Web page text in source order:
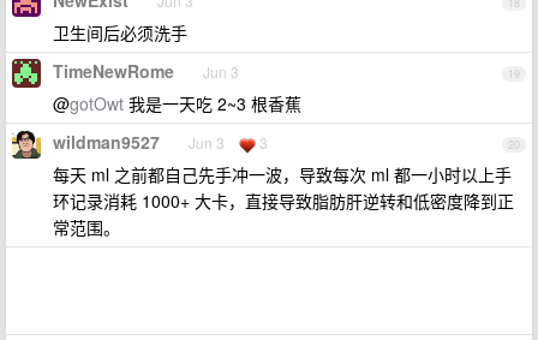
卫生间后必须洗手
19
TimeNewRome Jun 3
@gotOwt 我是一天吃 2~3 根香蕉
20
wildman9527 Jun 3 3
每天 ml 之前都自己先手冲一波，导致每次 ml 都一小时以上手
环记录消耗 1000+ 大卡，直接导致脂肪肝逆转和低密度降到正
常范围。